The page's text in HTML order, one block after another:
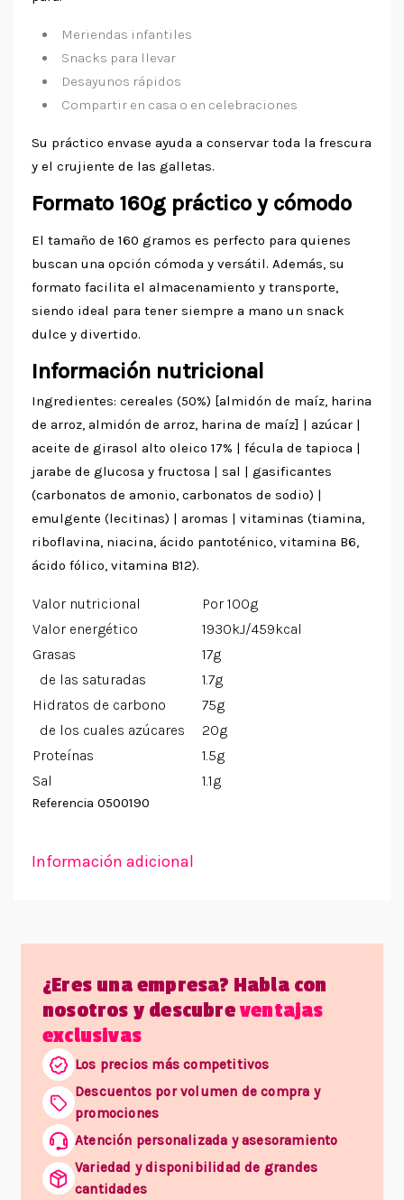
Meriendas infantiles
Snacks para llevar
Desayunos rápidos
Compartir en casa o en celebraciones
Su práctico envase ayuda a conservar toda la frescura
y el crujiente de las galletas.
Formato 160g práctico y cómodo
El tamaño de 160 gramos es perfecto para quienes
buscan una opción cómoda y versátil. Además, su
formato facilita el almacenamiento y transporte,
siendo ideal para tener siempre a mano un snack
dulce y divertido.
Información nutricional
Ingredientes: cereales (50%) [almidón de maíz, harina
de arroz, almidón de arroz, harina de maíz] | azúcar |
aceite de girasol alto oleico 17% | fécula de tapioca |
jarabe de glucosa y fructosa | sal | gasificantes
(carbonatos de amonio, carbonatos de sodio) |
emulgente (lecitinas) | aromas | vitaminas (tiamina,
riboflavina, niacina, ácido pantoténico, vitamina B6,
ácido fólico, vitamina B12).
Valor nutricional
Por 100g
Valor energético
1930kJ/459kcal
Grasas
17g
de las saturadas
1.7g
Hidratos de carbono
75g
de los cuales azúcares
20g
Proteínas
1.5g
Sal
1.1g
Referencia 0500190
Información adicional
¿Eres una empresa? Habla con
nosotros y descubreventajas
exclusivas
Los precios más competitivos
Descuentos por volumen de compra y
promociones
Atención personalizada y asesoramiento
Variedad y disponibilidad de grandes
cantidades